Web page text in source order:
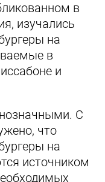
в
изучались
на
в
и
С
что
на
источником